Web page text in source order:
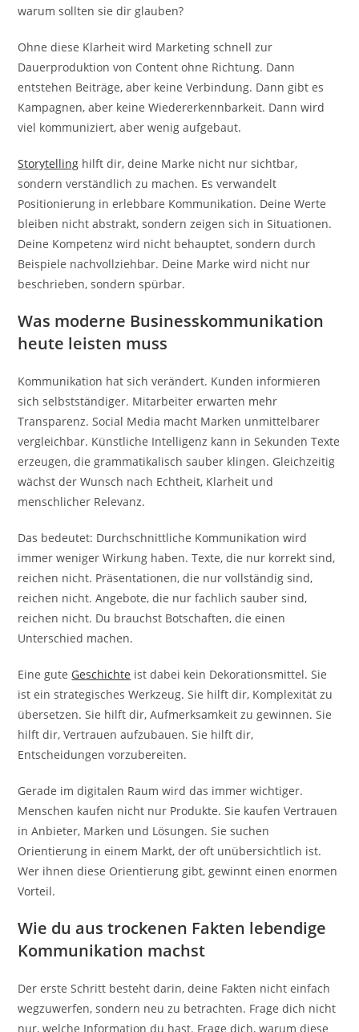
warum sollten sie dir glauben?
Ohne diese Klarheit wird Marketing schnell zur
Dauerproduktion von Content ohne Richtung. Dann
entstehen Beiträge, aber keine Verbindung. Dann gibt es
Kampagnen, aber keine Wiedererkennbarkeit. Dann wird
viel kommuniziert, aber wenig aufgebaut.
Storytelling hilft dir, deine Marke nicht nur sichtbar,
sondern verständlich zu machen. Es verwandelt
Positionierung in erlebbare Kommunikation. Deine Werte
bleiben nicht abstrakt, sondern zeigen sich in Situationen.
Deine Kompetenz wird nicht behauptet, sondern durch
Beispiele nachvollziehbar. Deine Marke wird nicht nur
beschrieben, sondern spürbar.
Was moderne Businesskommunikation
heute leisten muss
Kommunikation hat sich verändert. Kunden informieren
sich selbstständiger. Mitarbeiter erwarten mehr
Transparenz. Social Media macht Marken unmittelbarer
vergleichbar. Künstliche Intelligenz kann in Sekunden Texte
erzeugen, die grammatikalisch sauber klingen. Gleichzeitig
wächst der Wunsch nach Echtheit, Klarheit und
menschlicher Relevanz.
Das bedeutet: Durchschnittliche Kommunikation wird
immer weniger Wirkung haben. Texte, die nur korrekt sind,
reichen nicht. Präsentationen, die nur vollständig sind,
reichen nicht. Angebote, die nur fachlich sauber sind,
reichen nicht. Du brauchst Botschaften, die einen
Unterschied machen.
Eine gute Geschichte ist dabei kein Dekorationsmittel. Sie
ist ein strategisches Werkzeug. Sie hilft dir, Komplexität zu
übersetzen. Sie hilft dir, Aufmerksamkeit zu gewinnen. Sie
hilft dir, Vertrauen aufzubauen. Sie hilft dir,
Entscheidungen vorzubereiten.
Gerade im digitalen Raum wird das immer wichtiger.
Menschen kaufen nicht nur Produkte. Sie kaufen Vertrauen
in Anbieter, Marken und Lösungen. Sie suchen
Orientierung in einem Markt, der oft unübersichtlich ist.
Wer ihnen diese Orientierung gibt, gewinnt einen enormen
Vorteil.
Wie du aus trockenen Fakten lebendige
Kommunikation machst
Der erste Schritt besteht darin, deine Fakten nicht einfach
wegzuwerfen, sondern neu zu betrachten. Frage dich nicht
nur, welche Information du hast. Frage dich, warum diese